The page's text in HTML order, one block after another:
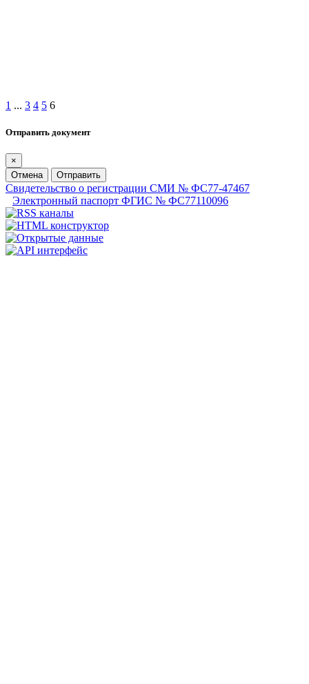
1 ... 3 4 5 6
Отправить документ
×
Отмена
Отправить
Свидетельство о регистрации СМИ № ФС77-47467
Электронный паспорт ФГИС № ФС77110096